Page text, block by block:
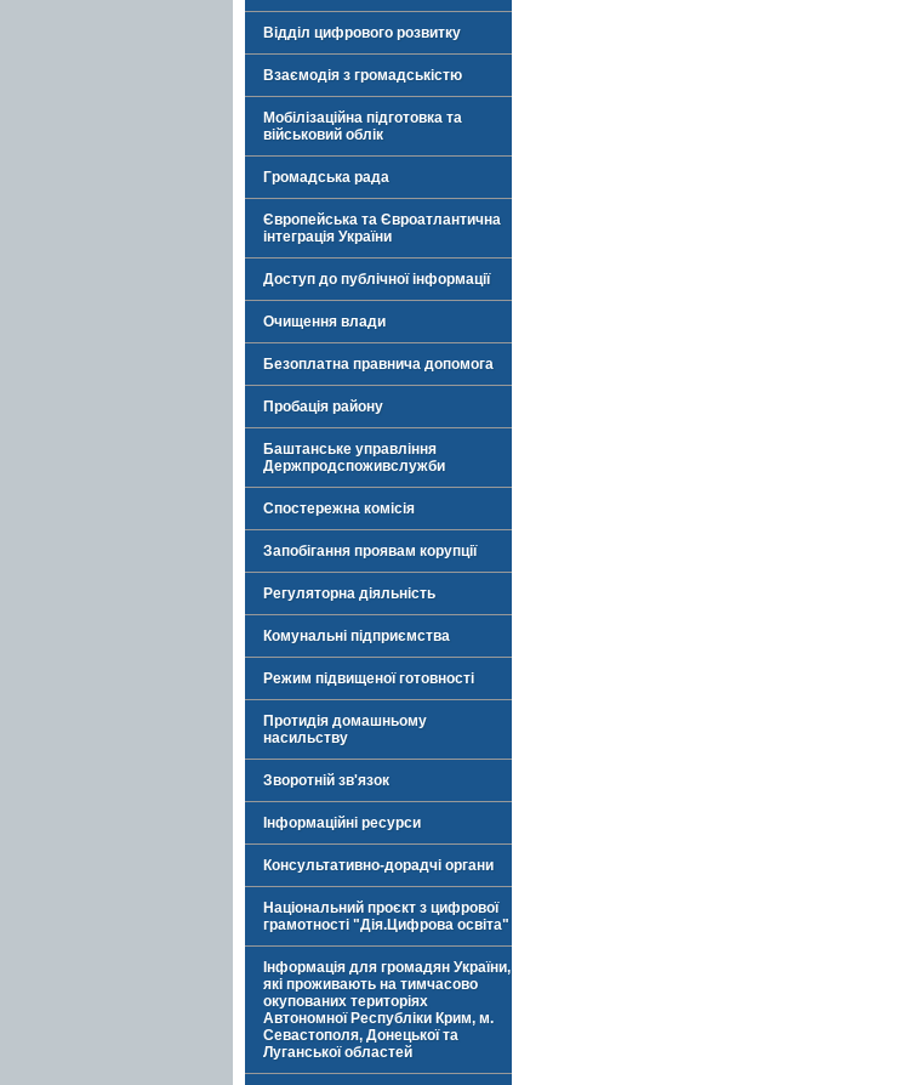
Відділ цифрового розвитку
Взаємодія з громадськістю
Мобілізаційна підготовка та
військовий облік
Громадська рада
Європейська та Євроатлантична
інтеграція України
Доступ до публічної інформації
Очищення влади
Безоплатна правнича допомога
Пробація району
Баштанське управління
Держпродспоживслужби
Спостережна комісія
Запобігання проявам корупції
Регуляторна діяльність
Комунальні підприємства
Режим підвищеної готовності
Протидія домашньому
насильству
Зворотній зв'язок
Інформаційні ресурси
Консультативно-дорадчі органи
Національний проєкт з цифрової
грамотності "Дія.Цифрова освіта"
Інформація для громадян України,
які проживають на тимчасово
окупованих територіях
Автономної Республіки Крим, м.
Севастополя, Донецької та
Луганської областей